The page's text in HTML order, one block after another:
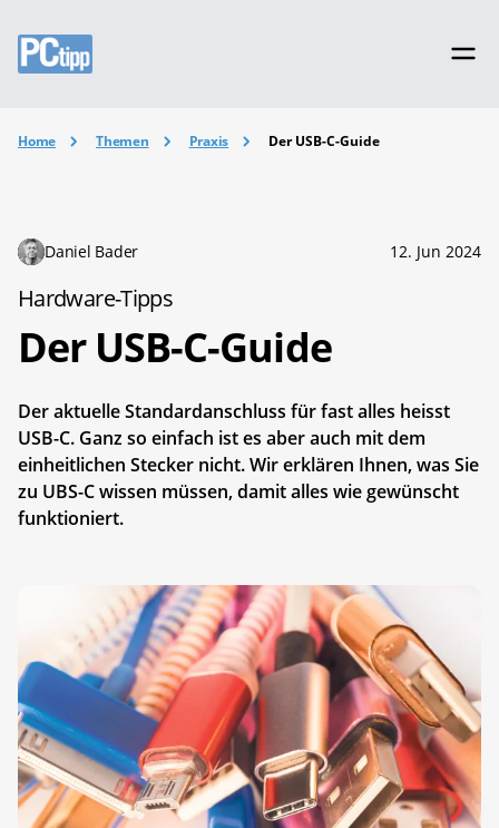
Home Themen Praxis Der USB-C-Guide
Daniel Bader 12. Jun 2024
Hardware-Tipps
Der USB-C-Guide
Der aktuelle Standardanschluss für fast alles heisst
USB-C. Ganz so einfach ist es aber auch mit dem
einheitlichen Stecker nicht. Wir erklären Ihnen, was Sie
zu UBS-C wissen müssen, damit alles wie gewünscht
funktioniert.